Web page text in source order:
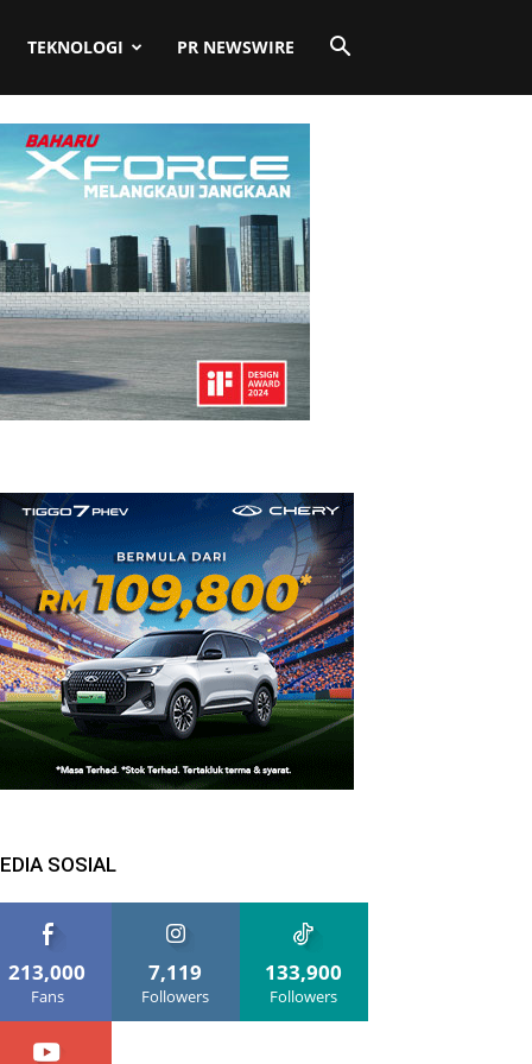
TEKNOLOGI PR NEWSWIRE
SOSIAL
213,000
Fans
7,119
Followers
133,900
Followers